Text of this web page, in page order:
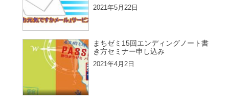
2021年5月22日
まちゼミ15回エンディングノート書
き方セミナー申し込み
2021年4月2日